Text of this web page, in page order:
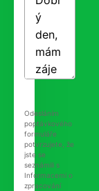
Odesláním
poptávkového
formuláře
potvrzujete, že
jste se
seznámili s
Informacemi o
zpracování